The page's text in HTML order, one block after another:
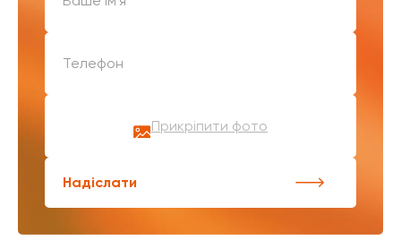
Прикріпити фото
Надіслати